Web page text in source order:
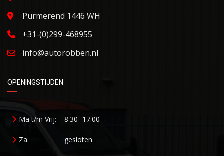
Purmerend 1446 WH
+31-(0)299-468955
info@autorobben.nl
OPENINGSTIJDEN
Ma t/m Vrij: 8.30 -17.00
Za: gesloten